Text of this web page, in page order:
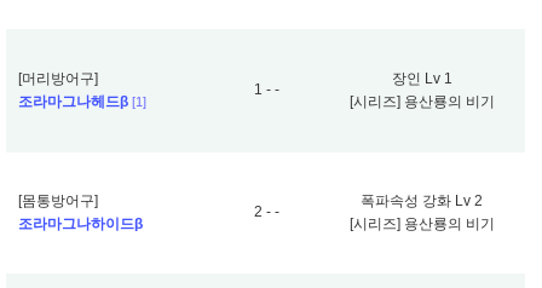
[머리방어구]
조라마그나헤드β [1]
1 - -
장인 Lv 1
[시리즈] 용산룡의 비기
[몸통방어구]
조라마그나하이드β
2 - -
폭파속성 강화 Lv 2
[시리즈] 용산룡의 비기